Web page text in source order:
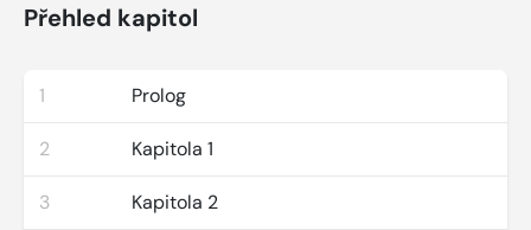
Přehled kapitol
1 Prolog
2 Kapitola 1
3 Kapitola 2